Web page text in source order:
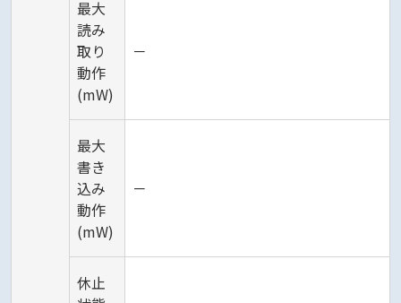
最大
読み
取り
動作
(mW)
－
最大
書き
込み
動作
(mW)
－
休止